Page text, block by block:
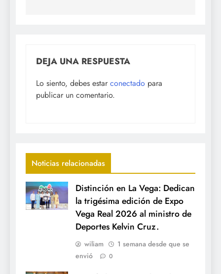
DEJA UNA RESPUESTA
Lo siento, debes estar conectado para
publicar un comentario.
Noticias relacionadas
Distinción en La Vega: Dedican
la trigésima edición de Expo
Vega Real 2026 al ministro de
Deportes Kelvin Cruz.
wiliam
1 semana desde que se
envió
0